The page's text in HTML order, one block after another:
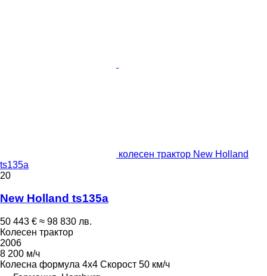
колесен трактор New Holland
ts135a
20
New Holland ts135a
50 443 € ≈ 98 830 лв.
Колесен трактор
2006
8 200 м/ч
Колесна формула 4x4 Скорост 50 км/ч